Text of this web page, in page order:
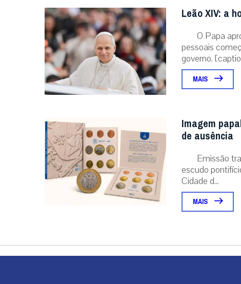
Leão XIV: a
O Papa
pessoais
governo.
MAIS
Imagem
de ausência
Emissão
escudo
Cidade d...
MAIS